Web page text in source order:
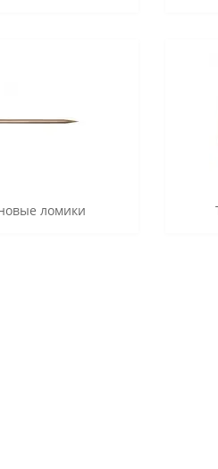
ломики